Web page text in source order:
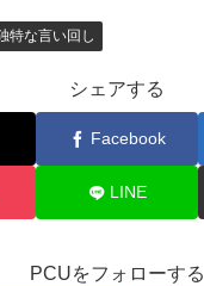
特な言い回し
シェアする
Facebook
LINE
PCUをフォローする